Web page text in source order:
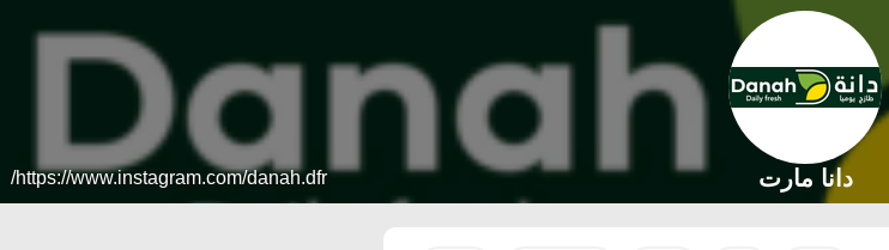
https://www.instagram.com/danah.dfr/ دانا مارت